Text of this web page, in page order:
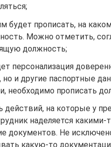
будет прописать, на
Можно отметить,
должность;
персонализация
и другие паспортные
необходимо прописать
действий, на которые у
наделяется
документов. Не
какую-то